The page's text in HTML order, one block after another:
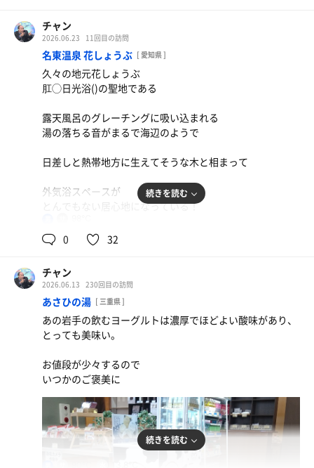
チャン
2026.06.23 11回目の訪問
名東温泉 花しょうぶ [ 愛知県 ]
久々の地元花しょうぶ
肛◯日光浴()の聖地である
露天風呂のグレーチングに吸い込まれる
湯の落ちる音がまるで海辺のようで
日差しと熱帯地方に生えてそうな木と相まって
外気浴スペースが
とんでもない居心地になっている！
洗い場では20秒以上流れる
Push型シャワーにあたり🎯
下段でも90度を指すタワー型サウナは
オートロウリュが力強く
最上段に座ると
自動的に送られる空気の流れが直撃で
アチアチ🔥
アフターサウナでビールをキメたい所を
今日は休肝デー
サンザシの酢ドリンクを飲んで
充実感あふれるサウナでした👏
続きを読む
0 32
チャン
2026.06.13 230回目の訪問
あさひの湯 [ 三重県 ]
あの岩手の飲むヨーグルトは濃厚でほどよい酸味があり、
とっても美味い。
お値段が少々するので
いつかのご褒美に
続きを読む